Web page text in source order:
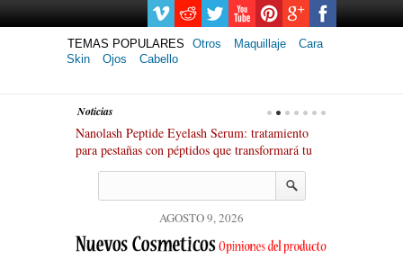
TEMAS POPULARES Otros Maquillaje
Cara
Skin
Ojos Cabello
Noticias
Nanolash Peptide Eyelash Serum: tratamiento
para pestañas con péptidos que transformará tu
AGOSTO 9, 2026